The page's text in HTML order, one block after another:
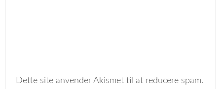
Dette site anvender Akismet til at reducere spam.